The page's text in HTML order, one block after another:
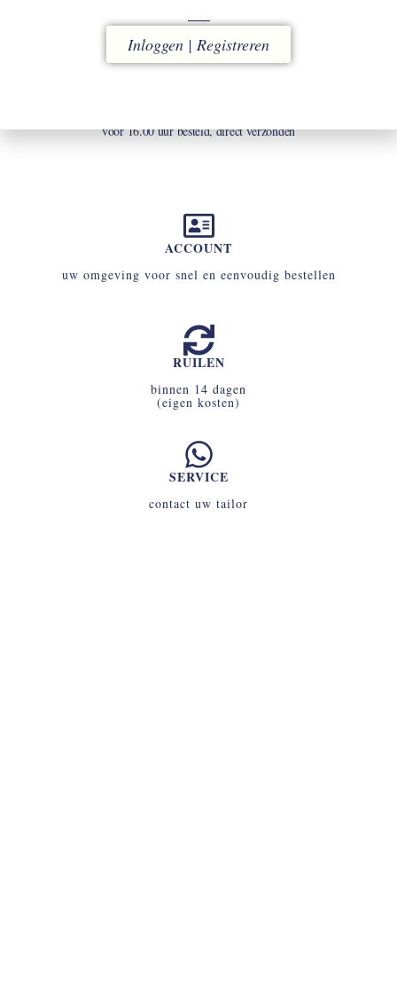
vóór 16.00 uur besteld, direct verzonden
ACCOUNT
uw omgeving voor snel en eenvoudig bestellen
RUILEN
binnen 14 dagen
(eigen kosten)
SERVICE
contact uw tailor
Inloggen | Registreren